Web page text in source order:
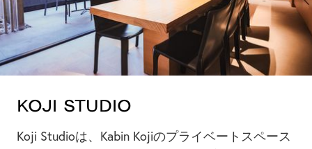
Koji Studio
Koji Studioは、Kabin Kojiのプライベートスペース